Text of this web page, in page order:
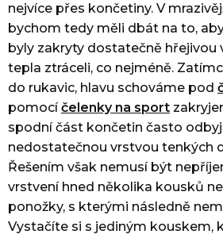
nejvíce přes končetiny. V
bychom tedy měli dbát na to,
byly zakryty dostatečně hřejivou
tepla ztráceli, co nejméně.
do rukavic, hlavu schováme pod
pomocíčelenky na sport
spodní část končetin často
nedostatečnou vrstvou tenkých
Řešením však nemusí být
vrstvení hned několika kousků
ponožky, s kterými následně
Vystačíte si s jediným kouskem,